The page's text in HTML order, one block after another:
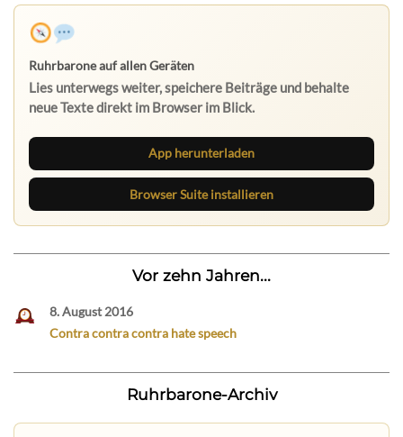
Ruhrbarone auf allen Geräten
Lies unterwegs weiter, speichere Beiträge und behalte
neue Texte direkt im Browser im Blick.
App herunterladen
Browser Suite installieren
Vor zehn Jahren...
8. August 2016
Contra contra contra hate speech
Ruhrbarone-Archiv